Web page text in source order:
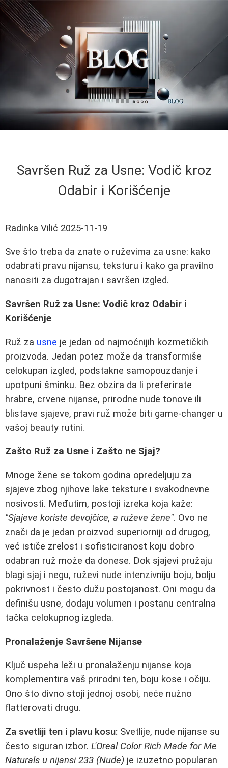
Savršen Ruž za Usne: Vodič kroz
Odabir i Korišćenje
Radinka Vilić 2025-11-19
Sve što treba da znate o ruževima za usne: kako
odabrati pravu nijansu, teksturu i kako ga pravilno
nanositi za dugotrajan i savršen izgled.
Savršen Ruž za Usne: Vodič kroz Odabir i
Korišćenje
Ruž za usne je jedan od najmoćnijih kozmetičkih
proizvoda. Jedan potez može da transformiše
celokupan izgled, podstakne samopouzdanje i
upotpuni šminku. Bez obzira da li preferirate
hrabre, crvene nijanse, prirodne nude tonove ili
blistave sjajeve, pravi ruž može biti game-changer u
vašoj beauty rutini.
Zašto Ruž za Usne i Zašto ne Sjaj?
Mnoge žene se tokom godina opredeljuju za
sjajeve zbog njihove lake teksture i svakodnevne
nosivosti. Međutim, postoji izreka koja kaže:
"Sjajeve koriste devojčice, a ruževe žene". Ovo ne
znači da je jedan proizvod superiorniji od drugog,
već ističe zrelost i sofisticiranost koju dobro
odabran ruž može da donese. Dok sjajevi pružaju
blagi sjaj i negu, ruževi nude intenzivniju boju, bolju
pokrivnost i često dužu postojanost. Oni mogu da
definišu usne, dodaju volumen i postanu centralna
tačka celokupnog izgleda.
Pronalaženje Savršene Nijanse
Ključ uspeha leži u pronalaženju nijanse koja
komplementira vaš prirodni ten, boju kose i očiju.
Ono što divno stoji jednoj osobi, neće nužno
flatterovati drugu.
Za svetliji ten i plavu kosu: Svetlije, nude nijanse su
često siguran izbor. L'Oreal Color Rich Made for Me
Naturals u nijansi 233 (Nude) je izuzetno popularan